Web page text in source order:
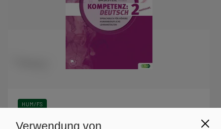
HUM/FS
Verwendung von